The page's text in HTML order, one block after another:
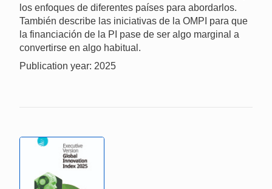
los enfoques de diferentes países para abordarlos.
También describe las iniciativas de la OMPI para que
la financiación de la PI pase de ser algo marginal a
convertirse en algo habitual.
Publication year: 2025